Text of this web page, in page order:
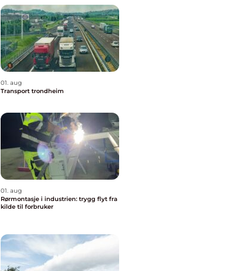
01. aug
Transport trondheim
01. aug
Rørmontasje i industrien: trygg flyt fra
kilde til forbruker